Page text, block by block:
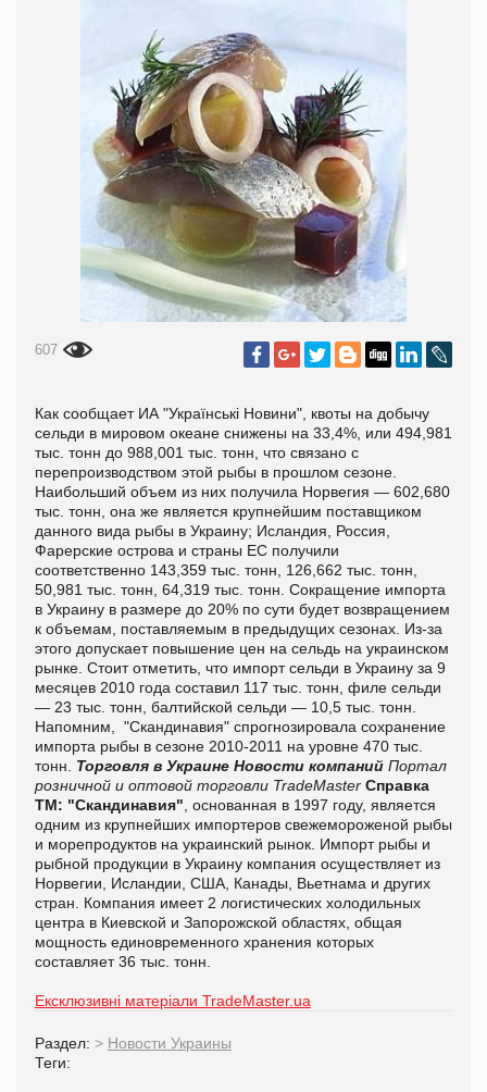
607
Как сообщает ИА "Українські Новини", квоты на добычу
сельди в мировом океане снижены на 33,4%, или 494,981
тыс. тонн до 988,001 тыс. тонн, что связано с
перепроизводством этой рыбы в прошлом сезоне.
Наибольший объем из них получила Норвегия — 602,680
тыс. тонн, она же является крупнейшим поставщиком
данного вида рыбы в Украину; Исландия, Россия,
Фарерские острова и страны ЕС получили
соответственно 143,359 тыс. тонн, 126,662 тыс. тонн,
50,981 тыс. тонн, 64,319 тыс. тонн. Сокращение импорта
в Украину в размере до 20% по сути будет возвращением
к объемам, поставляемым в предыдущих сезонах. Из-за
этого допускает повышение цен на сельдь на украинском
рынке. Стоит отметить, что импорт сельди в Украину за 9
месяцев 2010 года составил 117 тыс. тонн, филе сельди
— 23 тыс. тонн, балтийской сельди — 10,5 тыс. тонн.
Напомним, "Скандинавия" спрогнозировала сохранение
импорта рыбы в сезоне 2010-2011 на уровне 470 тыс.
тонн. Торговля в Украине Новости компаний Портал
розничной и оптовой торговли TradeMaster Справка
ТМ: "Скандинавия" , основанная в 1997 году, является
одним из крупнейших импортеров свежемороженой рыбы
и морепродуктов на украинский рынок. Импорт рыбы и
рыбной продукции в Украину компания осуществляет из
Норвегии, Исландии, США, Канады, Вьетнама и других
стран. Компания имеет 2 логистических холодильных
центра в Киевской и Запорожской областях, общая
мощность единовременного хранения которых
составляет 36 тыс. тонн.
Ексклюзивні матеріали TradeMaster.ua
Раздел: > Новости Украины
Теги: